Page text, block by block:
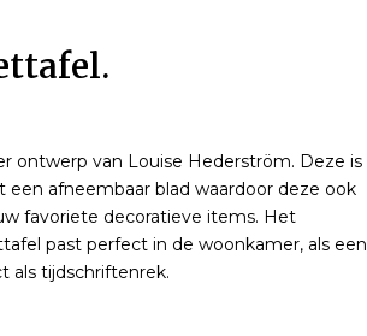
ontwerp van Louise Hederström. Deze is
afneembaar blad waardoor deze ook
favoriete decoratieve items. Het
past perfect in de woonkamer, als een
als tijdschriftenrek.